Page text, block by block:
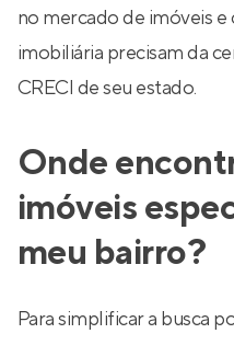
no mercado de imóveis
imobiliária precisam da
CRECI de seu estado.
Onde
imóveis
meu bairro?
Para simplificar a busca